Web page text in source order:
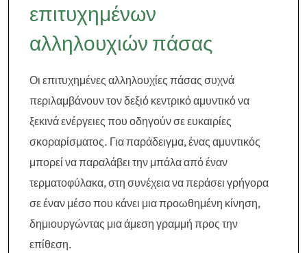
επιτυχημένων
αλληλουχιών πάσας
Οι επιτυχημένες αλληλουχίες πάσας συχνά
περιλαμβάνουν τον δεξιό κεντρικό αμυντικό να
ξεκινά ενέργειες που οδηγούν σε ευκαιρίες
σκοραρίσματος. Για παράδειγμα, ένας αμυντικός
μπορεί να παραλάβει την μπάλα από έναν
τερματοφύλακα, στη συνέχεια να περάσει γρήγορα
σε έναν μέσο που κάνει μια προωθημένη κίνηση,
δημιουργώντας μια άμεση γραμμή προς την
επίθεση.